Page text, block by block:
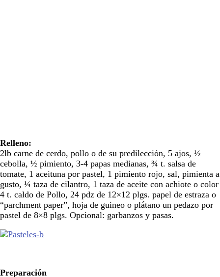
Relleno:
2lb carne de cerdo, pollo o de su predilección, 5 ajos, ½
cebolla, ½ pimiento, 3-4 papas medianas, ¾ t. salsa de
tomate, 1 aceituna por pastel, 1 pimiento rojo, sal, pimienta a
gusto, ¼ taza de cilantro, 1 taza de aceite con achiote o color
4 t. caldo de Pollo, 24 pdz de 12×12 plgs. papel de estraza o
“parchment paper”, hoja de guineo o plátano un pedazo por
pastel de 8×8 plgs. Opcional: garbanzos y pasas.
Preparación